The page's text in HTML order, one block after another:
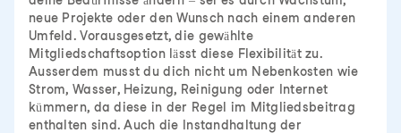
neue Projekte oder den Wunsch nach einem anderen
Umfeld. Vorausgesetzt, die gewählte
Mitgliedschaftsoption lässt diese Flexibilität zu.
Ausserdem musst du dich nicht um Nebenkosten wie
Strom, Wasser, Heizung, Reinigung oder Internet
kümmern, da diese in der Regel im Mitgliedsbeitrag
enthalten sind. Auch die Instandhaltung der